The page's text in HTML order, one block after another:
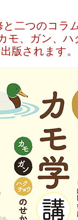
イベント
テレビ・ラジオ
刊行物・論文
季節の話題
東日本大震災関連
研究集会
系統・分類
と二つのコラ
モ、ガン、
版されます。